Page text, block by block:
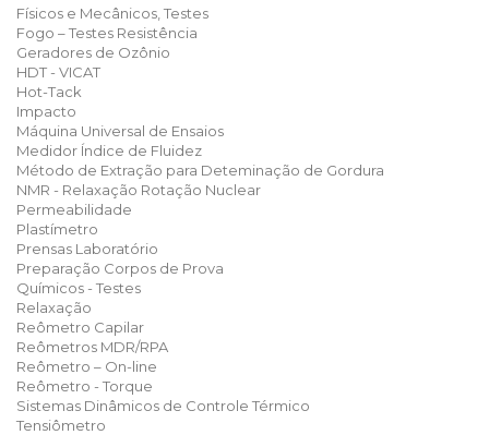
Físicos e Mecânicos, Testes
Fogo – Testes Resistência
Geradores de Ozônio
HDT - VICAT
Hot-Tack
Impacto
Máquina Universal de Ensaios
Medidor Índice de Fluidez
Método de Extração para Deteminação de Gordura
NMR - Relaxação Rotação Nuclear
Permeabilidade
Plastímetro
Prensas Laboratório
Preparação Corpos de Prova
Químicos - Testes
Relaxação
Reômetro Capilar
Reômetros MDR/RPA
Reômetro – On-line
Reômetro - Torque
Sistemas Dinâmicos de Controle Térmico
Tensiômetro